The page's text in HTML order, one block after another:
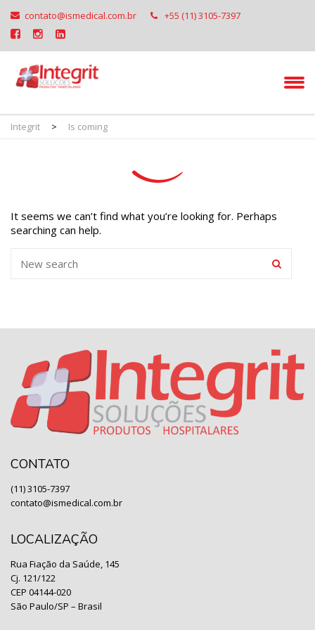
contato@ismedical.com.br +55 (11) 3105-7397
Integrit > Is coming
It seems we can’t find what you’re looking for. Perhaps
searching can help.
CONTATO
(11) 3105-7397
contato@ismedical.com.br
LOCALIZAÇÃO
Rua Fiação da Saúde, 145
Cj. 121/122
CEP 04144-020
São Paulo/SP – Brasil